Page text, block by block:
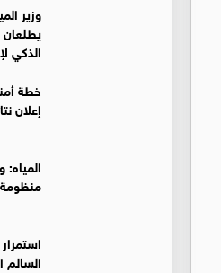
وزير
الذكي
خطة
إعلان
السالم